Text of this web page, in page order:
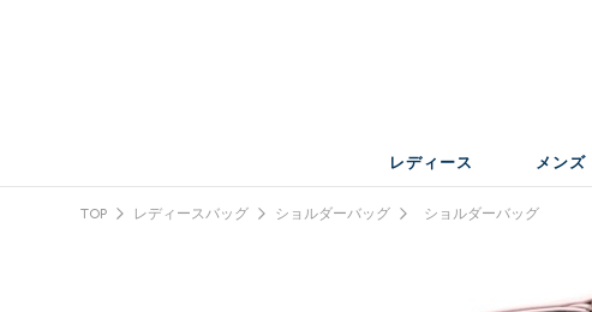
レディース メンズ
TOP レディースバッグ ショルダーバッグ ショルダーバッグ